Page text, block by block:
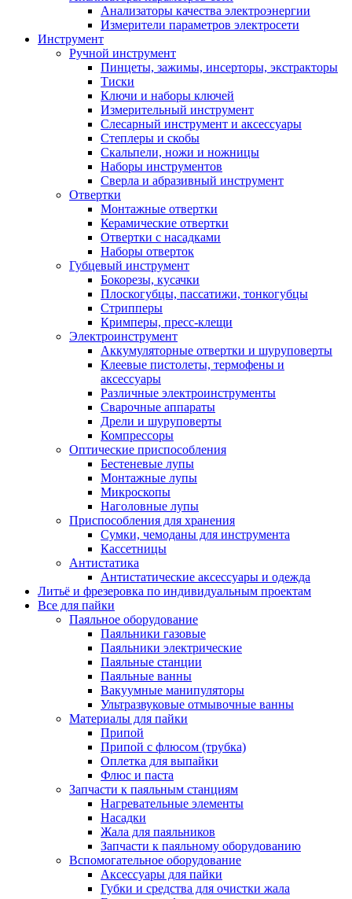
Анализаторы качества электроэнергии
Измерители параметров электросети
Инструмент
Ручной инструмент
Пинцеты, зажимы, инсерторы, экстракторы
Тиски
Ключи и наборы ключей
Измерительный инструмент
Слесарный инструмент и аксессуары
Степлеры и скобы
Скальпели, ножи и ножницы
Наборы инструментов
Сверла и абразивный инструмент
Отвертки
Монтажные отвертки
Керамические отвертки
Отвертки с насадками
Наборы отверток
Губцевый инструмент
Бокорезы, кусачки
Плоскогубцы, пассатижи, тонкогубцы
Стрипперы
Кримперы, пресс-клещи
Электроинструмент
Аккумуляторные отвертки и шуруповерты
Клеевые пистолеты, термофены и
аксессуары
Различные электроинструменты
Сварочные аппараты
Дрели и шуруповерты
Компрессоры
Оптические приспособления
Бестеневые лупы
Монтажные лупы
Микроскопы
Наголовные лупы
Приспособления для хранения
Сумки, чемоданы для инструмента
Кассетницы
Антистатика
Антистатические аксессуары и одежда
Литьё и фрезеровка по индивидуальным проектам
Все для пайки
Паяльное оборудование
Паяльники газовые
Паяльники электрические
Паяльные станции
Паяльные ванны
Вакуумные манипуляторы
Ультразвуковые отмывочные ванны
Материалы для пайки
Припой
Припой с флюсом (трубка)
Оплетка для выпайки
Флюс и паста
Запчасти к паяльным станциям
Нагревательные элементы
Насадки
Жала для паяльников
Запчасти к паяльному оборудованию
Вспомогательное оборудование
Аксессуары для пайки
Губки и средства для очистки жала